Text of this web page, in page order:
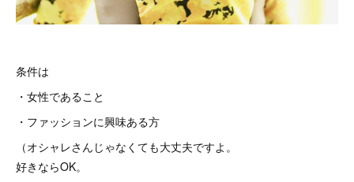
条件は
・女性であること
・ファッションに興味ある方
（オシャレさんじゃなくても大丈夫ですよ。
好きならOK。